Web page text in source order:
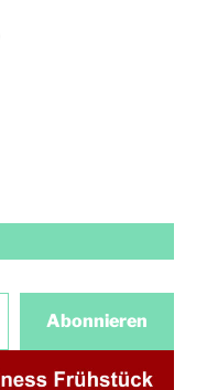
Abonnieren